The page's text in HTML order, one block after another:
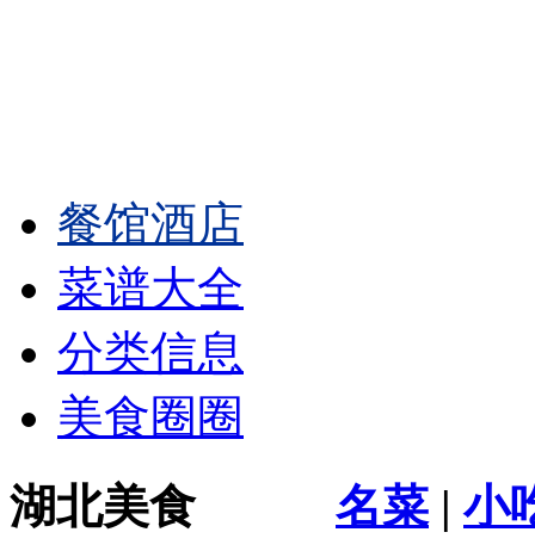
餐馆酒店
菜谱大全
分类信息
美食圈圈
湖北美食 名菜 |小